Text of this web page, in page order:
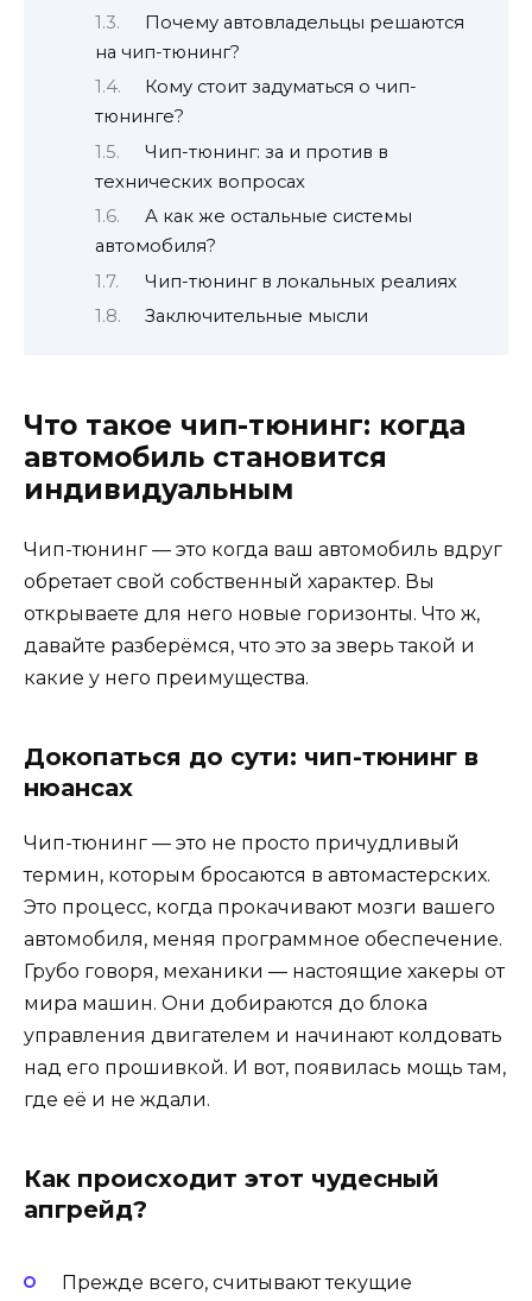
Почему автовладельцы решаются
на чип-тюнинг?
Кому стоит задуматься о чип-
тюнинге?
Чип-тюнинг: за и против в
технических вопросах
А как же остальные системы
автомобиля?
Чип-тюнинг в локальных реалиях
Заключительные мысли
Что такое чип-тюнинг: когда
автомобиль становится
индивидуальным
Чип-тюнинг — это когда ваш автомобиль вдруг
обретает свой собственный характер. Вы
открываете для него новые горизонты. Что ж,
давайте разберёмся, что это за зверь такой и
какие у него преимущества.
Докопаться до сути: чип-тюнинг в
нюансах
Чип-тюнинг — это не просто причудливый
термин, которым бросаются в автомастерских.
Это процесс, когда прокачивают мозги вашего
автомобиля, меняя программное обеспечение.
Грубо говоря, механики — настоящие хакеры от
мира машин. Они добираются до блока
управления двигателем и начинают колдовать
над его прошивкой. И вот, появилась мощь там,
где её и не ждали.
Как происходит этот чудесный
апгрейд?
Прежде всего, считывают текущие